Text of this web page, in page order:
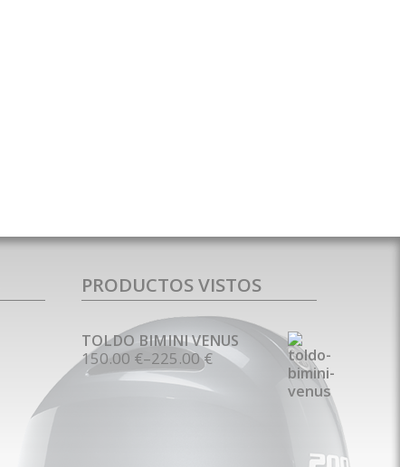
PRODUCTOS VISTOS
TOLDO BIMINI VENUS
150.00 €–225.00 €